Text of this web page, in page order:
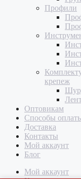
Профили
крепеж
Оптовикам
Способы
Доставка
Контакты
Мой аккаунт
Блог
Мой аккаунт